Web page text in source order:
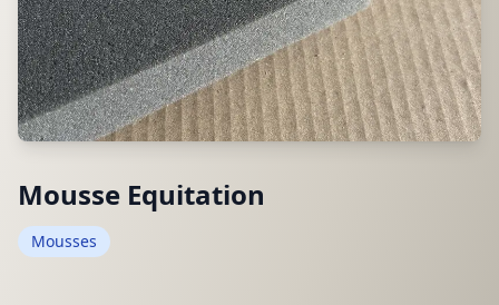
Mousse Equitation
Mousses